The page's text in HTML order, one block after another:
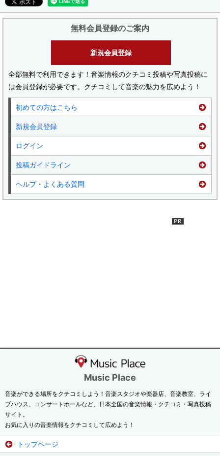
無料会員登録のご案内
新規会員登録
全部無料で利用できます！音楽情報のクチコミ投稿や写真投稿に
は会員登録が必要です。クチコミして音楽の魅力を広めよう！
初めての方はこちら
新規会員登録
ログイン
投稿ガイドライン
ヘルプ・よくある質問
Music Place
音楽ができる場所をクチコミしよう！音楽スタジオや楽器店、音楽教室、ライ
ブハウス、コンサートホールなど、日本全国の音楽情報・クチコミ・写真投稿
サイト。
お気に入りの音楽情報をクチコミして広めよう！
トップページ